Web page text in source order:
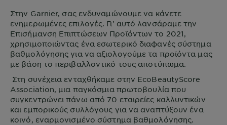
Στην Garnier, σας ενδυναμώνουμε να κάνετε
ενημερωμένες επιλογές. Γι' αυτό λανσάραμε την
Επισήμανση Επιπτώσεων Προϊόντων το 2021,
χρησιμοποιώντας ένα εσωτερικό διαφανές σύστημα
βαθμολόγησης για να αξιολογούμε τα προϊόντα μας
με βάση το περιβαλλοντικό τους αποτύπωμα.
Στη συνέχεια ενταχθήκαμε στην EcoBeautyScore
Association, μια παγκόσμια πρωτοβουλία που
συγκεντρώνει πάνω από 70 εταιρείες καλλυντικών
και εμπορικούς συλλόγους για να αναπτύξουν ένα
κοινό, εναρμονισμένο σύστημα βαθμολόγησης.